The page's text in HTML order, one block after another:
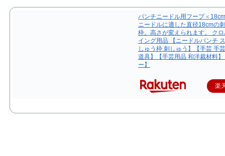
パンチニードル用フープ＜
ニードルに適した直径18cmの
枠。高さが変えられます。 ク
イング用品 【ニードルパンチ
しゅう枠 刺しゅう】【手芸 手
道具】【手芸用品 和洋裁材料
ー】
楽